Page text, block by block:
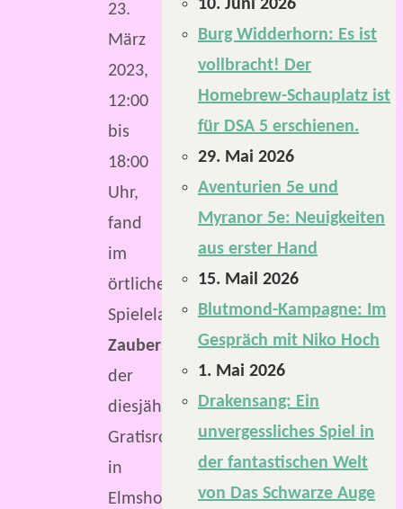
23.
März
2023,
12:00
bis
18:00
Uhr,
fand
im
örtlichen
Spieleladen
Zauberstein
der
diesjährige
Gratisrollenspieltag
in
Elmshorn
10. Juni 2026
Burg Widderhorn: Es ist
vollbracht! Der
Homebrew-Schauplatz ist
für DSA 5 erschienen.
29. Mai 2026
Aventurien 5e und
Myranor 5e: Neuigkeiten
aus erster Hand
15. Mail 2026
Blutmond-Kampagne: Im
Gespräch mit Niko Hoch
1. Mai 2026
Drakensang: Ein
unvergessliches Spiel in
der fantastischen Welt
von Das Schwarze Auge